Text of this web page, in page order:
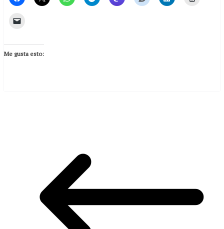
Me gusta esto: